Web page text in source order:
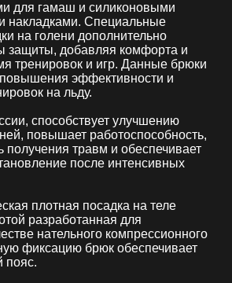
для гамаш и силиконовыми
накладками. Специальные
на голени дополнительно
защиты, добавляя комфорта и
тренировок и игр. Данные брюки
эффективности и
на льду.
способствует улучшению
повышает работоспособность,
получения травм и обеспечивает
после интенсивных
плотная посадка на теле
разработанная для
нательного компрессионного
фиксацию брюк обеспечивает
пояс.